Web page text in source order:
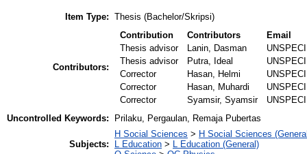
Item Type: Thesis (Bachelor/Skripsi)
Contributors:
Contribution Contributors
Email
Thesis advisor
Lanin, Dasman
Thesis advisor
Putra, Ideal
Corrector
Hasan, Helmi
Corrector
Hasan, Muhardi
Corrector
Syamsir, Syamsir
Uncontrolled Keywords:
Prilaku, Pergaulan, Remaja Pubertas
Subjects:
H Social Sciences > H Social Sciences
L Education > L Education (General)